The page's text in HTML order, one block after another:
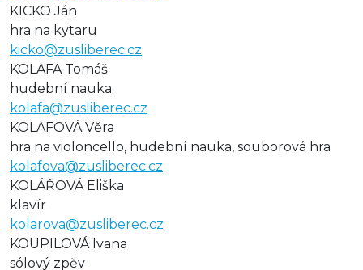
KICKO Ján
hra na kytaru
kicko@zusliberec.cz
KOLAFA Tomáš
hudební nauka
kolafa@zusliberec.cz
KOLAFOVÁ Věra
hra na violoncello, hudební nauka, souborová hra
kolafova@zusliberec.cz
KOLÁŘOVÁ Eliška
klavír
kolarova@zusliberec.cz
KOUPILOVÁ Ivana
sólový zpěv